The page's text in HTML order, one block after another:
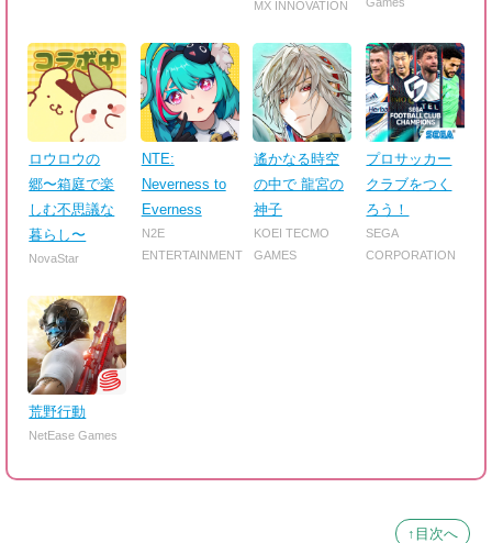
MX INNOVATION
ロウロウの
郷〜箱庭で楽
しむ不思議な
暮らし〜
NovaStar
NTE:
Neverness to
Everness
N2E
ENTERTAINMENT
遙かなる時空
の中で 龍宮の
神子
KOEI TECMO
GAMES
プロサッカー
クラブをつく
ろう！
SEGA
CORPORATION
荒野行動
NetEase Games
↑目次へ